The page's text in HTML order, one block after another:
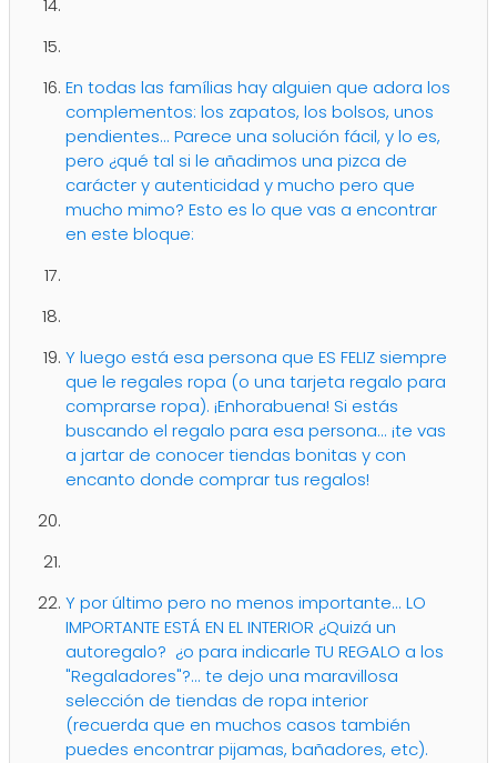
En todas las famílias hay alguien que adora los
complementos: los zapatos, los bolsos, unos
pendientes... Parece una solución fácil, y lo es,
pero ¿qué tal si le añadimos una pizca de
carácter y autenticidad y mucho pero que
mucho mimo? Esto es lo que vas a encontrar
en este bloque:
Y luego está esa persona que ES FELIZ siempre
que le regales ropa (o una tarjeta regalo para
comprarse ropa). ¡Enhorabuena! Si estás
buscando el regalo para esa persona... ¡te vas
a jartar de conocer tiendas bonitas y con
encanto donde comprar tus regalos!
Y por último pero no menos importante... LO
IMPORTANTE ESTÁ EN EL INTERIOR ¿Quizá un
autoregalo? ¿o para indicarle TU REGALO a los
"Regaladores"?... te dejo una maravillosa
selección de tiendas de ropa interior
(recuerda que en muchos casos también
puedes encontrar pijamas, bañadores, etc).